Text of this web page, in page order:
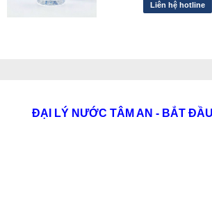
Liên hệ hotline
ĐẠI LÝ NƯỚC TÂM AN - BẮT ĐẦU